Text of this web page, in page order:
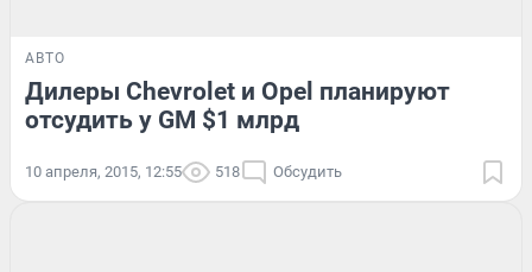
АВТО
Дилеры Chevrolet и Opel планируют
отсудить у GM $1 млрд
10 апреля, 2015, 12:55 518 Обсудить